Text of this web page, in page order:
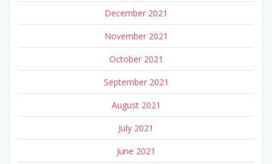
December 2021
November 2021
October 2021
September 2021
August 2021
July 2021
June 2021